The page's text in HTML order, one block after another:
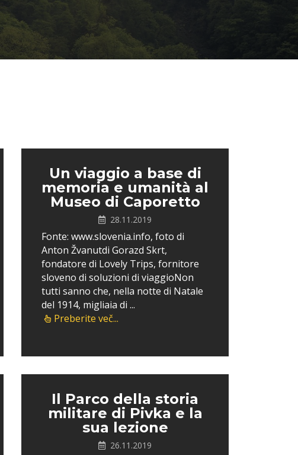
Un viaggio a base di
memoria e umanità al
Museo di Caporetto
28.11.2019
Fonte: www.slovenia.info, foto di
Anton Žvanutdi Gorazd Skrt,
fondatore di Lovely Trips, fornitore
sloveno di soluzioni di viaggioNon
tutti sanno che, nella notte di Natale
del 1914, migliaia di ...
Preberite več...
Il Parco della storia
militare di Pivka e la
sua lezione
26.11.2019